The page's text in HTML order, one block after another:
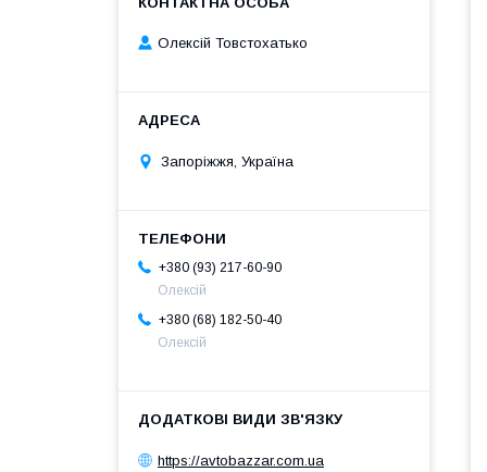
Олексій Товстохатько
Запоріжжя, Україна
+380 (93) 217-60-90
Олексій
+380 (68) 182-50-40
Олексій
https://avtobazzar.com.ua